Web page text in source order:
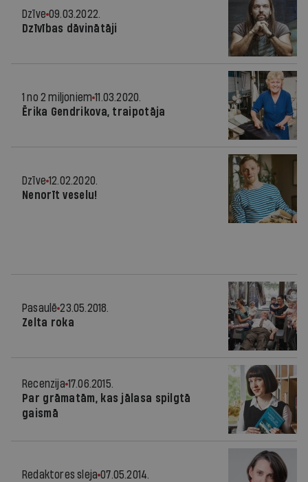
Dzīve 09.03.2022.
Dzīvības dāvinātāji
1 no 2 miljoniem 11.03.2020.
Ērika Gendrikova, traipotāja
Dzīve 12.02.2020.
Nenorīt veselu!
Pasaulē 23.05.2018.
Zelta roka
Recenzija 17.06.2015.
Par grāmatām, kas jālasa spilgtā
gaismā
Redaktores sleja 07.05.2014.